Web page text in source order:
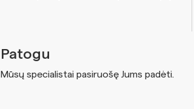
Patogu
Mūsų specialistai pasiruošę Jums padėti.